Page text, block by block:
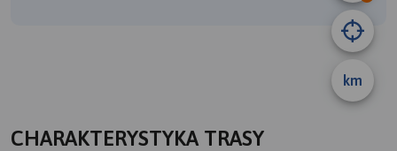
km
CHARAKTERYSTYKA TRASY